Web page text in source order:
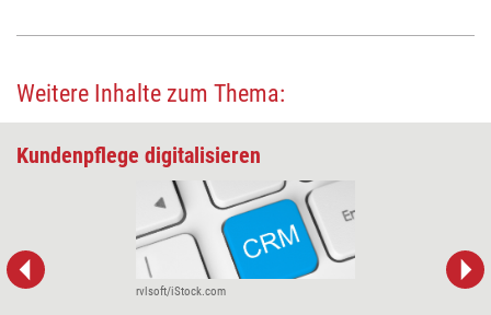
Weitere Inhalte zum Thema:
Kundenpflege digitalisieren
rvlsoft/iStock.com